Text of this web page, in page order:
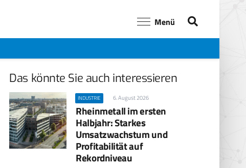
Menü
Das könnte Sie auch interessieren
INDUSTRIE 6. August 2026
Rheinmetall im ersten
Halbjahr: Starkes
Umsatzwachstum und
Profitabilität auf
Rekordniveau